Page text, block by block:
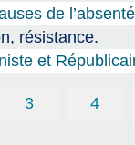
de
résistance.
et
3 4